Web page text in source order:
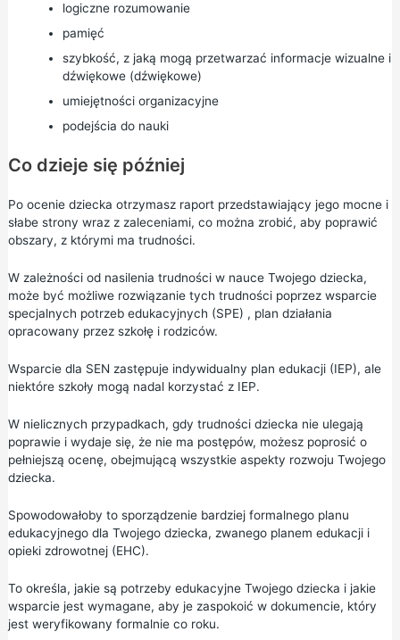
logiczne rozumowanie
pamięć
szybkość, z jaką mogą przetwarzać informacje wizualne i
dźwiękowe (dźwiękowe)
umiejętności organizacyjne
podejścia do nauki
Co dzieje się później
Po ocenie dziecka otrzymasz raport przedstawiający jego mocne i
słabe strony wraz z zaleceniami, co można zrobić, aby poprawić
obszary, z którymi ma trudności.
W zależności od nasilenia trudności w nauce Twojego dziecka,
może być możliwe rozwiązanie tych trudności poprzez wsparcie
specjalnych potrzeb edukacyjnych (SPE) , plan działania
opracowany przez szkołę i rodziców.
Wsparcie dla SEN zastępuje indywidualny plan edukacji (IEP), ale
niektóre szkoły mogą nadal korzystać z IEP.
W nielicznych przypadkach, gdy trudności dziecka nie ulegają
poprawie i wydaje się, że nie ma postępów, możesz poprosić o
pełniejszą ocenę, obejmującą wszystkie aspekty rozwoju Twojego
dziecka.
Spowodowałoby to sporządzenie bardziej formalnego planu
edukacyjnego dla Twojego dziecka, zwanego planem edukacji i
opieki zdrowotnej (EHC).
To określa, jakie są potrzeby edukacyjne Twojego dziecka i jakie
wsparcie jest wymagane, aby je zaspokoić w dokumencie, który
jest weryfikowany formalnie co roku.